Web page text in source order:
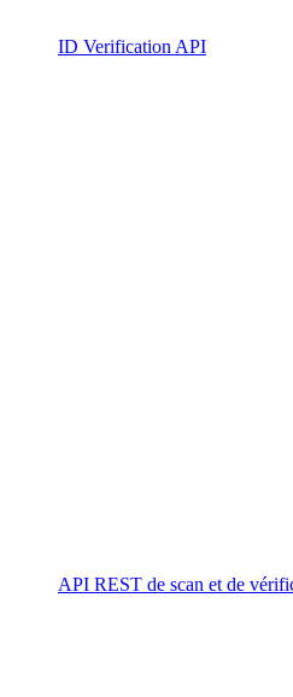
ID Verification API
API REST de scan et de